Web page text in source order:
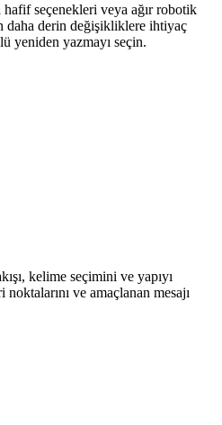
seçenekleri veya ağır robotik
daha derin değişikliklere ihtiyaç
yeniden yazmayı seçin.
kelime seçimini ve yapıyı
ve amaçlanan mesajı